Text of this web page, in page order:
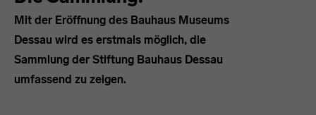
Mit der Eröffnung des Bauhaus Museums
Dessau wird es erstmals möglich, die
Sammlung der Stiftung Bauhaus Dessau
umfassend zu zeigen.